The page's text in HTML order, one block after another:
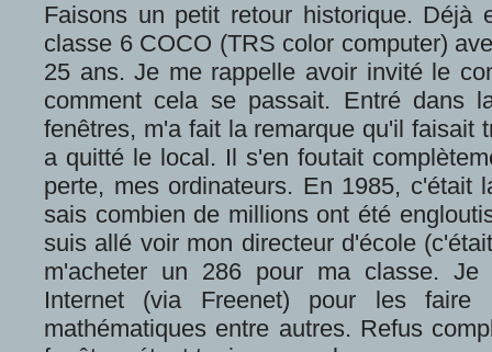
Faisons un petit retour historique. Déjà
classe 6 COCO (TRS color computer)
25 ans. Je me rappelle avoir invité le
comment cela se passait. Entré dans
fenêtres, m'a fait la remarque qu'il faisait
a quitté le local. Il s'en foutait
perte, mes ordinateurs. En 1985, c'était
sais combien de millions ont été
suis allé voir mon directeur d'école
m'acheter un 286 pour ma classe.
Internet (via Freenet) pour les faire
mathématiques entre autres. Refus